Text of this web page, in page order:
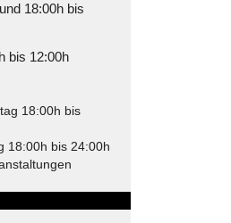
18:00h bis
bis 12:00h
18:00h bis
18:00h bis 24:00h